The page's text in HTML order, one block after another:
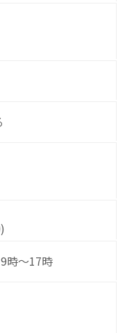
時～17時